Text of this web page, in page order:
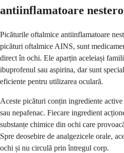
antiinflamatoare
Picăturile oftalmice antiinflamatoare
picături oftalmice AINS, sunt
direct în ochi. Ele aparțin aceleiași
ibuprofenul sau aspirina, dar sunt
eficiente pentru utilizarea oculară.
Aceste picături conțin ingrediente
sau nepafenac. Fiecare ingredient
substanțe chimice din ochi care
Spre deosebire de analgezicele orale,
ochi și nu circulă prin întregul corp.